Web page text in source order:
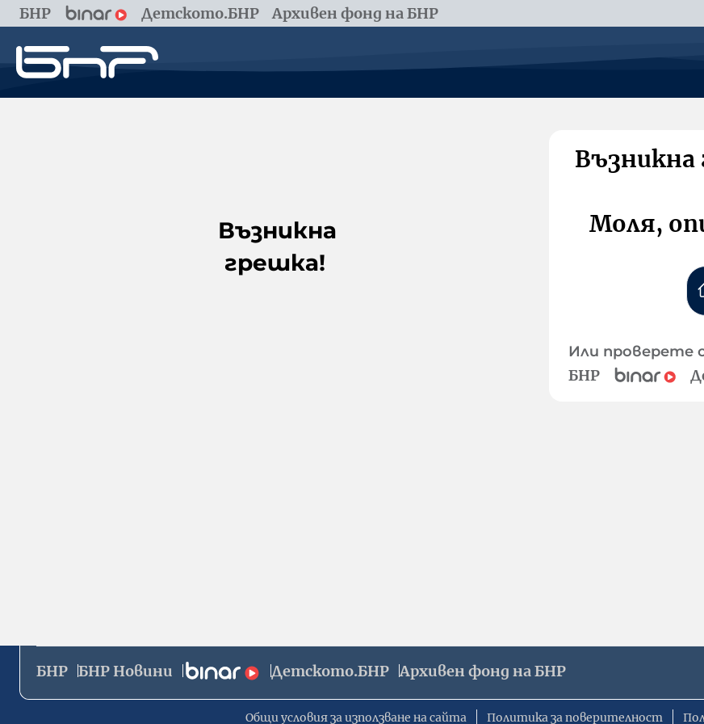
БНР Детското.БНР Архивен фонд на БНР
Възникна
грешка!
Възникна
Моля,
Или
БНР
БНР БНР Новини Детското.БНР Архивен фонд на БНР
Общи условия за използване на сайта Политика за поверителност